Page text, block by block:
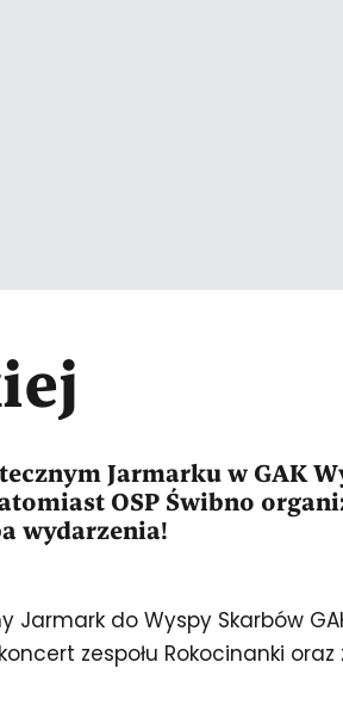
Jarmarku w GAK
OSP Świbno
wydarzenia!
Jarmark do Wyspy Skarbów
zespołu Rokocinanki